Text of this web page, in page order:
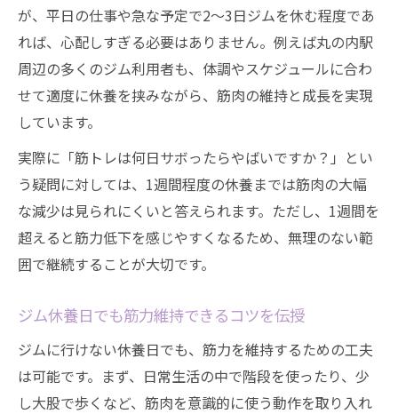
が、平日の仕事や急な予定で2〜3日ジムを休む程度であ
れば、心配しすぎる必要はありません。例えば丸の内駅
周辺の多くのジム利用者も、体調やスケジュールに合わ
せて適度に休養を挟みながら、筋肉の維持と成長を実現
しています。
実際に「筋トレは何日サボったらやばいですか？」とい
う疑問に対しては、1週間程度の休養までは筋肉の大幅
な減少は見られにくいと答えられます。ただし、1週間を
超えると筋力低下を感じやすくなるため、無理のない範
囲で継続することが大切です。
ジム休養日でも筋力維持できるコツを伝授
ジムに行けない休養日でも、筋力を維持するための工夫
は可能です。まず、日常生活の中で階段を使ったり、少
し大股で歩くなど、筋肉を意識的に使う動作を取り入れ